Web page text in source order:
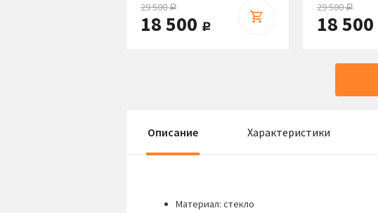
29 500руб.
18 500 руб.
29 500руб.
18 500
Описание Характеристики
Материал: стекло